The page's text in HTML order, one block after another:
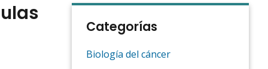
Categorías
Biología del cáncer